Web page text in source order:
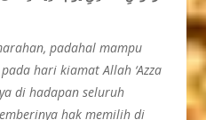
padahal mampu
hari kiamat Allah ‘Azza
di hadapan seluruh
hak memilih di